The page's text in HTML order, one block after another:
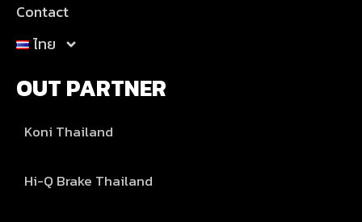
Contact
ไทย
OUT PARTNER
Koni Thailand
Hi-Q Brake Thailand